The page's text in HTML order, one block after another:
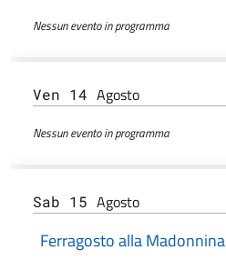
Nessun evento in programma
Ven 14 Agosto
Nessun evento in programma
Sab 15 Agosto
Ferragosto alla Madonnina